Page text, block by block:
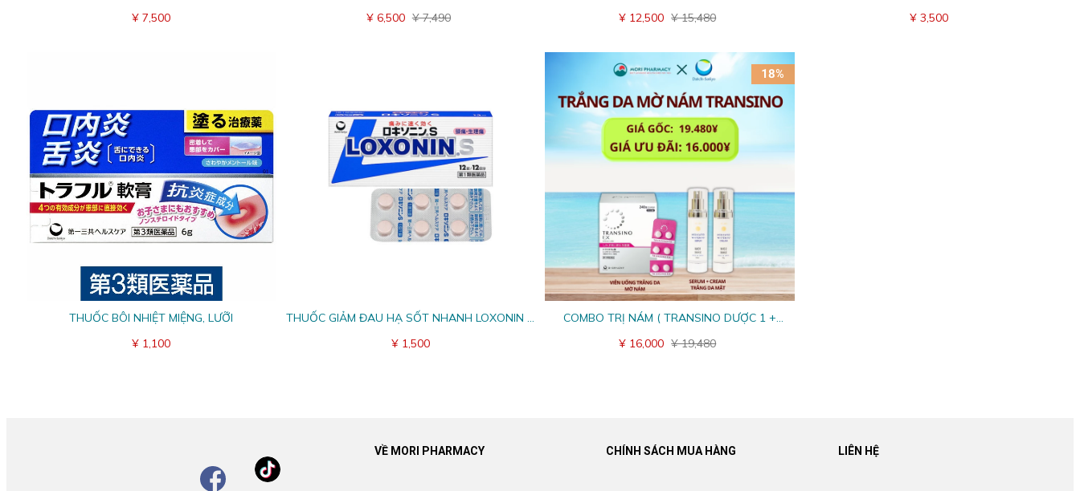
¥ 7,500
¥ 6,500 ¥ 7,490 ¥ 12,500 ¥ 15,480 ¥ 3,500
THUỐC BÔI NHIỆT MIỆNG, LƯỠI
¥ 1,100
THUỐC GIẢM ĐAU HẠ SỐT NHANH LOXONIN S
¥ 1,500
18%
COMBO TRỊ NÁM ( TRANSINO DƯỢC 1 +
¥ 16,000 ¥ 19,480
VỀ MORI PHARMACY CHÍNH SÁCH MUA HÀNG LIÊN HỆ